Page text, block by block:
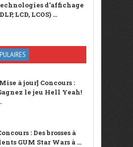
d’affichage
LCD, LCOS) ...
à jour] Concours :
le jeu Hell Yeah!
: Des brosses à
GUM Star Wars à ...